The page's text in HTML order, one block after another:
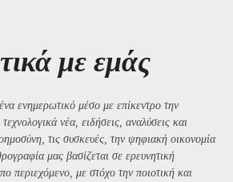
με εμάς
ενημερωτικό μέσο με επίκεντρο την
νέα, ειδήσεις, αναλύσεις και
τις συσκευές, την ψηφιακή οικονομία
μας βασίζεται σε ερευνητική
περιεχόμενο, με στόχο την ποιοτική και